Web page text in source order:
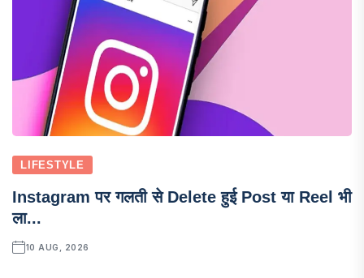
LIFESTYLE
Instagram पर गलती से Delete हुई Post या Reel भी
ला...
10 AUG, 2026